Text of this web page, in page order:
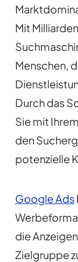
Mit
Menschen,
Durch das
Sie mit
den
potenzielle
Google Ads
die
Zielgruppe